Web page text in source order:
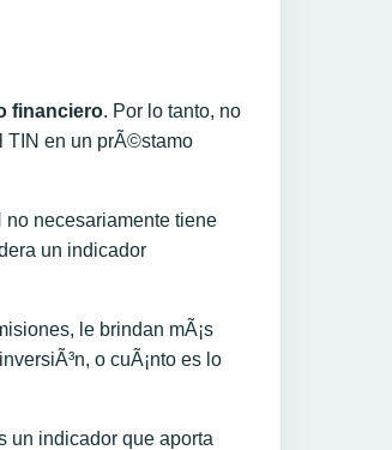
financiero. Por lo tanto, no
TIN en un prÃ©stamo
necesariamente tiene
un indicador
le brindan mÃ¡s
o cuÃ¡nto es lo
un indicador que aporta